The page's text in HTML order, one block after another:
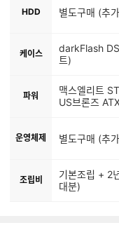
HDD 별도구매 (추
케이스
darkFlash
트)
파워
맥스엘리트
US브론즈
운영체제 별도구매 (추
조립비
기본조립 + 2
대분)